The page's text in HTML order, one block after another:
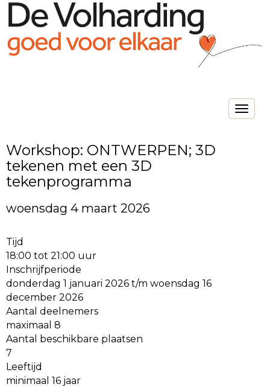
Toggle
Workshop: ONTWERPEN; 3D
tekenen met een 3D
tekenprogramma
woensdag 4 maart 2026
Tijd
18:00 tot 21:00 uur
Inschrijfperiode
donderdag 1 januari 2026 t/m woensdag 16
december 2026
Aantal deelnemers
maximaal 8
Aantal beschikbare plaatsen
7
Leeftijd
minimaal 16 jaar